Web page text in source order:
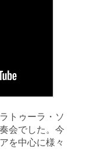
トゥーラ・ソ
会でした。今
を中心に様々